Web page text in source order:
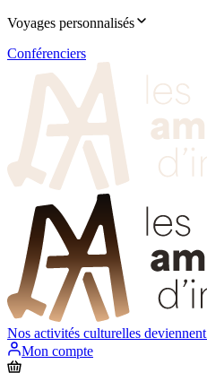
Voyages personnalisés
Conférenciers
Nos activités culturelles deviennent
Mon compte